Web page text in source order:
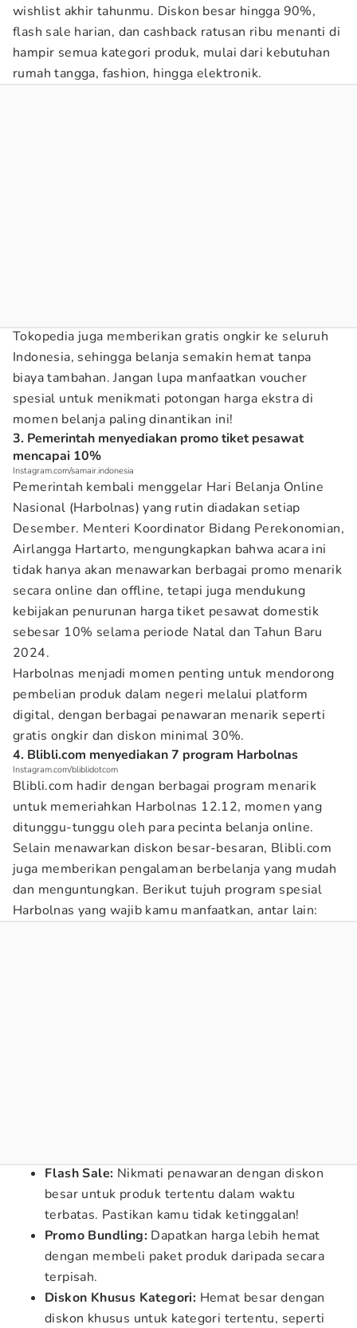
wishlist akhir tahunmu. Diskon besar hingga 90%,
flash sale harian, dan cashback ratusan ribu menanti di
hampir semua kategori produk, mulai dari kebutuhan
rumah tangga, fashion, hingga elektronik.
Tokopedia juga memberikan gratis ongkir ke seluruh
Indonesia, sehingga belanja semakin hemat tanpa
biaya tambahan. Jangan lupa manfaatkan voucher
spesial untuk menikmati potongan harga ekstra di
momen belanja paling dinantikan ini!
3. Pemerintah menyediakan promo tiket pesawat
mencapai 10%
Instagram.com/samair.indonesia
Pemerintah kembali menggelar Hari Belanja Online
Nasional (Harbolnas) yang rutin diadakan setiap
Desember. Menteri Koordinator Bidang Perekonomian,
Airlangga Hartarto, mengungkapkan bahwa acara ini
tidak hanya akan menawarkan berbagai promo menarik
secara online dan offline, tetapi juga mendukung
kebijakan penurunan harga tiket pesawat domestik
sebesar 10% selama periode Natal dan Tahun Baru
2024.
Harbolnas menjadi momen penting untuk mendorong
pembelian produk dalam negeri melalui platform
digital, dengan berbagai penawaran menarik seperti
gratis ongkir dan diskon minimal 30%.
4. Blibli.com menyediakan 7 program Harbolnas
Instagram.com/bliblidotcom
Blibli.com hadir dengan berbagai program menarik
untuk memeriahkan Harbolnas 12.12, momen yang
ditunggu-tunggu oleh para pecinta belanja online.
Selain menawarkan diskon besar-besaran, Blibli.com
juga memberikan pengalaman berbelanja yang mudah
dan menguntungkan. Berikut tujuh program spesial
Harbolnas yang wajib kamu manfaatkan, antar lain:
Flash Sale: Nikmati penawaran dengan diskon
besar untuk produk tertentu dalam waktu
terbatas. Pastikan kamu tidak ketinggalan!
Promo Bundling: Dapatkan harga lebih hemat
dengan membeli paket produk daripada secara
terpisah.
Diskon Khusus Kategori: Hemat besar dengan
diskon khusus untuk kategori tertentu, seperti